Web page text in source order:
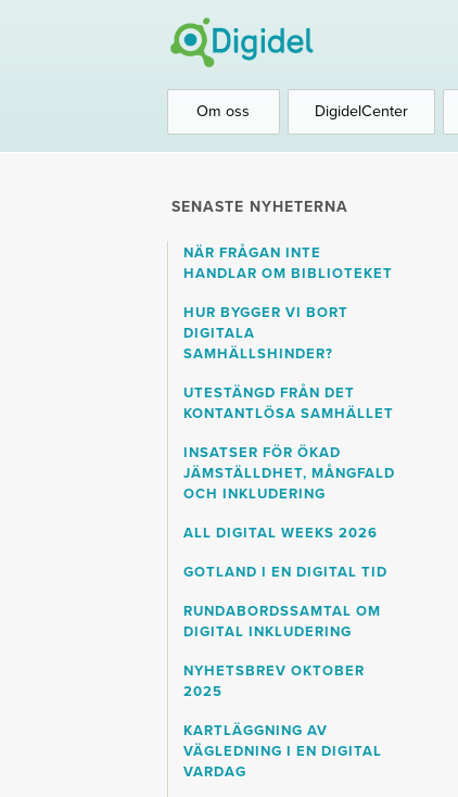
Om oss DigidelCenter
SENASTE NYHETERNA
NÄR FRÅGAN INTE
HANDLAR OM BIBLIOTEKET
HUR BYGGER VI BORT
DIGITALA
SAMHÄLLSHINDER?
UTESTÄNGD FRÅN DET
KONTANTLÖSA SAMHÄLLET
INSATSER FÖR ÖKAD
JÄMSTÄLLDHET, MÅNGFALD
OCH INKLUDERING
ALL DIGITAL WEEKS 2026
GOTLAND I EN DIGITAL TID
RUNDABORDSSAMTAL OM
DIGITAL INKLUDERING
NYHETSBREV OKTOBER
2025
KARTLÄGGNING AV
VÄGLEDNING I EN DIGITAL
VARDAG